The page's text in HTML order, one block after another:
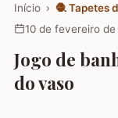
Início › 🧶 Tapetes
10 de fevereiro de
Jogo de
do vaso